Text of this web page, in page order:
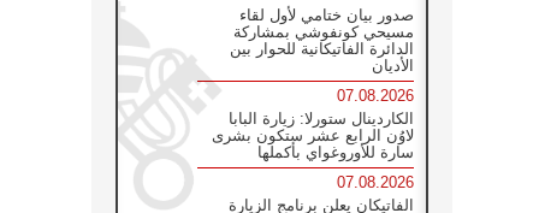
صدور بيان ختامي لأول لقاء
مسيحي كونفوشي بمشاركة
الدائرة الفاتيكانية للحوار بين
الأديان
07.08.2026
الكاردينال ستورلا: زيارة البابا
لاوُن الرابع عشر ستكون بشرى
سارة للأوروغواي بأكملها
07.08.2026
الفاتيكان يعلن برنامج الزيارة